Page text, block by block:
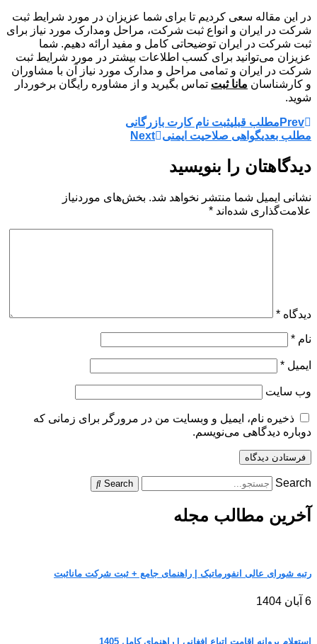
در این مقاله سعی کردیم تا برای شما عزیزان در مورد شرایط ثبت
شرکت در ایران و انواع ثبت شرکت، مراحل و‌مدارک مورد نیاز برای
ثبت شرکت در ایران توضیحاتی کامل و ‌مفید ارائه دهیم. شما
عزیزان می‌توانید برای کسب اطلاعات بیشتر در مورد شرایط ثبت
شرکت در ایران و تمامی مراحل و مدارک مورد نیاز آن با مشاوران
و‌ کارشناسان مانا ثبت تماس بگیرید و از مشاوره رایگان برخوردار
شوید.
Prev مطلب قبلیثبت نام کارت بازرگانی
مطلب بعدیگواهی صلاحیت ایمنی Next
دیدگاهتان را بنویسید
نشانی ایمیل شما منتشر نخواهد شد. بخش‌های موردنیاز
علامت‌گذاری شده‌اند *
دیدگاه *
نام *
ایمیل *
وب‌ سایت
ذخیره نام، ایمیل و وبسایت من در مرورگر برای زمانی که
دوباره دیدگاهی می‌نویسم.
Search
Search
آخرین مطالب مجله
رتبه شورای عالی انفورماتیک | راهنمای جامع + ثبت شرکت مانا‌ثبت
6 آبان 1404
استعلام پروانه اقامت اتباع افغانی | راهنمای کامل 1405